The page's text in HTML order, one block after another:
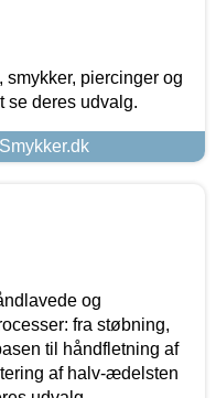
piercinger og
se deres udvalg.
og
fra støbning,
til håndfletning af
af halv-ædelsten